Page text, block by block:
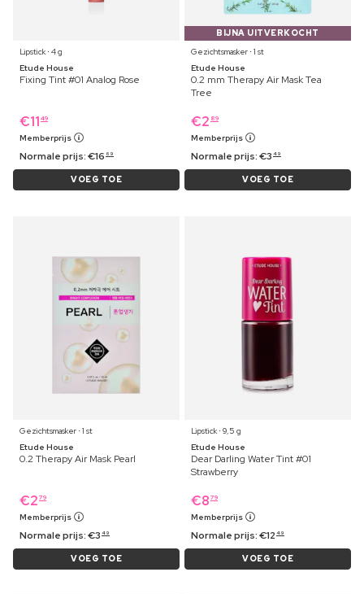
Lipstick ⋅ 4 g
Etude House
Fixing Tint #01 Analog Rose
€11 49
Memberprijs
Normale prijs:€16 69
VOEG TOE
BIJNA UITVERKOCHT
Gezichtsmasker ⋅ 1 st
Etude House
0.2 mm Therapy Air Mask Tea
Tree
€2 89
Memberprijs
Normale prijs:€3 49
VOEG TOE
Gezichtsmasker ⋅ 1 st
Etude House
0.2 Therapy Air Mask Pearl
€2 79
Memberprijs
Normale prijs:€3 49
VOEG TOE
Lipstick ⋅ 9,5 g
Etude House
Dear Darling Water Tint #01
Strawberry
€8 79
Memberprijs
Normale prijs:€12 49
VOEG TOE